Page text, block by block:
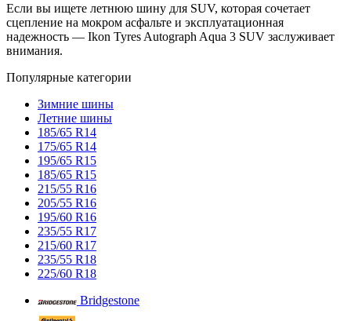
Если вы ищете летнюю шину для SUV, которая сочетает
сцепление на мокром асфальте и эксплуатационная
надежность — Ikon Tyres Autograph Aqua 3 SUV заслуживает
внимания.
Популярные категории
Зимние шины
Летние шины
185/65 R14
175/65 R14
195/65 R15
185/65 R15
215/55 R16
205/55 R16
195/60 R16
235/55 R17
215/60 R17
235/55 R18
225/60 R18
Bridgestone